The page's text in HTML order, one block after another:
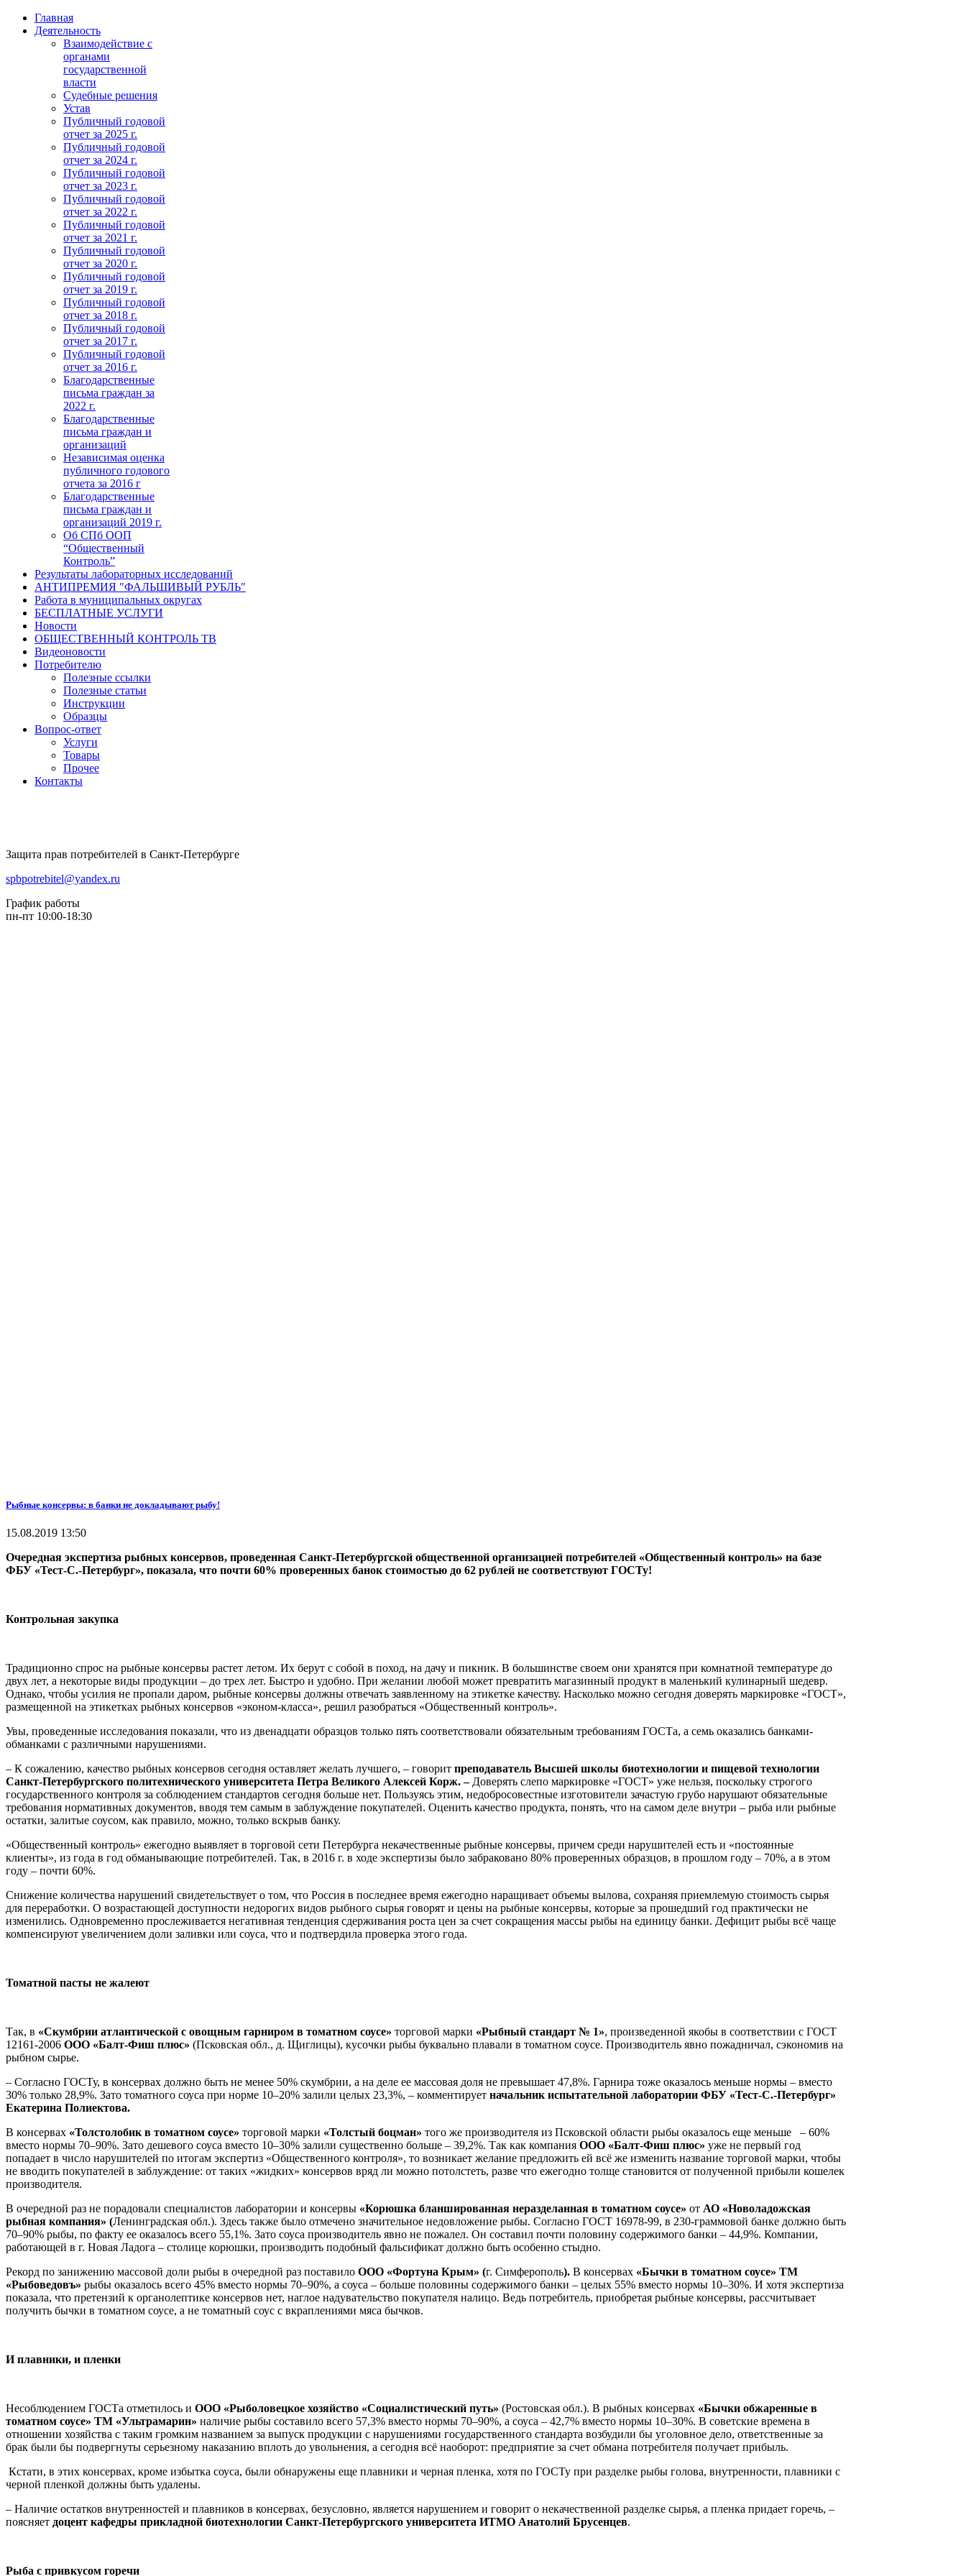
Главная
Деятельность
Взаимодействие с
органами
государственной
власти
Судебные решения
Устав
Публичный годовой
отчет за 2025 г.
Публичный годовой
отчет за 2024 г.
Публичный годовой
отчет за 2023 г.
Публичный годовой
отчет за 2022 г.
Публичный годовой
отчет за 2021 г.
Публичный годовой
отчет за 2020 г.
Публичный годовой
отчет за 2019 г.
Публичный годовой
отчет за 2018 г.
Публичный годовой
отчет за 2017 г.
Публичный годовой
отчет за 2016 г.
Благодарственные
письма граждан за
2022 г.
Благодарственные
письма граждан и
организаций
Независимая оценка
публичного годового
отчета за 2016 г
Благодарственные
письма граждан и
организаций 2019 г.
Об СПб ООП
“Общественный
Контроль”
Результаты лабораторных исследований
АНТИПРЕМИЯ "ФАЛЬШИВЫЙ РУБЛЬ"
Работа в муниципальных округах
БЕСПЛАТНЫЕ УСЛУГИ
Новости
ОБЩЕСТВЕННЫЙ КОНТРОЛЬ ТВ
Видеоновости
Потребителю
Полезные ссылки
Полезные статьи
Инструкции
Образцы
Вопрос-ответ
Услуги
Товары
Прочее
Контакты
Защита прав потребителей в Санкт-Петербурге
spbpotrebitel@yandex.ru
График работы
пн-пт 10:00-18:30
Рыбные консервы: в банки не докладывают рыбу!
15.08.2019 13:50
Очередная экспертиза рыбных консервов, проведенная Санкт-Петербургской общественной организацией потребителей «Общественный контроль» на базе
ФБУ «Тест-С.-Петербург», показала, что почти 60% проверенных банок стоимостью до 62 рублей не соответствуют ГОСТу!
Контрольная закупка
Традиционно спрос на рыбные консервы растет летом. Их берут с собой в поход, на дачу и пикник. В большинстве своем они хранятся при комнатной температуре до
двух лет, а некоторые виды продукции – до трех лет. Быстро и удобно. При желании любой может превратить магазинный продукт в маленький кулинарный шедевр.
Однако, чтобы усилия не пропали даром, рыбные консервы должны отвечать заявленному на этикетке качеству. Насколько можно сегодня доверять маркировке «ГОСТ»,
размещенной на этикетках рыбных консервов «эконом-класса», решил разобраться «Общественный контроль».
Увы, проведенные исследования показали, что из двенадцати образцов только пять соответствовали обязательным требованиям ГОСТа, а семь оказались банками-
обманками с различными нарушениями.
– К сожалению, качество рыбных консервов сегодня оставляет желать лучшего, – говорит преподаватель Высшей школы биотехнологии и пищевой технологии
Санкт-Петербургского политехнического университета Петра Великого Алексей Корж. – Доверять слепо маркировке «ГОСТ» уже нельзя, поскольку строгого
государственного контроля за соблюдением стандартов сегодня больше нет. Пользуясь этим, недобросовестные изготовители зачастую грубо нарушают обязательные
требования нормативных документов, вводя тем самым в заблуждение покупателей. Оценить качество продукта, понять, что на самом деле внутри – рыба или рыбные
остатки, залитые соусом, как правило, можно, только вскрыв банку.
«Общественный контроль» ежегодно выявляет в торговой сети Петербурга некачественные рыбные консервы, причем среди нарушителей есть и «постоянные
клиенты», из года в год обманывающие потребителей. Так, в 2016 г. в ходе экспертизы было забраковано 80% проверенных образцов, в прошлом году – 70%, а в этом
году – почти 60%.
Снижение количества нарушений свидетельствует о том, что Россия в последнее время ежегодно наращивает объемы вылова, сохраняя приемлемую стоимость сырья
для переработки. О возрастающей доступности недорогих видов рыбного сырья говорят и цены на рыбные консервы, которые за прошедший год практически не
изменились. Одновременно прослеживается негативная тенденция сдерживания роста цен за счет сокращения массы рыбы на единицу банки. Дефицит рыбы всё чаще
компенсируют увеличением доли заливки или соуса, что и подтвердила проверка этого года.
Томатной пасты не жалеют
Так, в «Скумбрии атлантической с овощным гарниром в томатном соусе» торговой марки «Рыбный стандарт № 1», произведенной якобы в соответствии с ГОСТ
12161-2006 ООО «Балт-Фиш плюс» (Псковская обл., д. Щиглицы), кусочки рыбы буквально плавали в томатном соусе. Производитель явно пожадничал, сэкономив на
рыбном сырье.
– Согласно ГОСТу, в консервах должно быть не менее 50% скумбрии, а на деле ее массовая доля не превышает 47,8%. Гарнира тоже оказалось меньше нормы – вместо
30% только 28,9%. Зато томатного соуса при норме 10–20% залили целых 23,3%, – комментирует начальник испытательной лаборатории ФБУ «Тест-С.-Петербург»
Екатерина Полиектова.
В консервах «Толстолобик в томатном соусе» торговой марки «Толстый боцман» того же производителя из Псковской области рыбы оказалось еще меньше – 60%
вместо нормы 70–90%. Зато дешевого соуса вместо 10–30% залили существенно больше – 39,2%. Так как компания ООО «Балт-Фиш плюс» уже не первый год
попадает в число нарушителей по итогам экспертиз «Общественного контроля», то возникает желание предложить ей всё же изменить название торговой марки, чтобы
не вводить покупателей в заблуждение: от таких «жидких» консервов вряд ли можно потолстеть, разве что ежегодно толще становится от полученной прибыли кошелек
производителя.
В очередной раз не порадовали специалистов лаборатории и консервы «Корюшка бланшированная неразделанная в томатном соусе» от АО «Новоладожская
рыбная компания» (Ленинградская обл.). Здесь также было отмечено значительное недовложение рыбы. Согласно ГОСТ 16978-99, в 230-граммовой банке должно быть
70–90% рыбы, по факту ее оказалось всего 55,1%. Зато соуса производитель явно не пожалел. Он составил почти половину содержимого банки – 44,9%. Компании,
работающей в г. Новая Ладога – столице корюшки, производить подобный фальсификат должно быть особенно стыдно.
Рекорд по занижению массовой доли рыбы в очередной раз поставило ООО «Фортуна Крым» (г. Симферополь). В консервах «Бычки в томатном соусе» ТМ
«Рыбоведовъ» рыбы оказалось всего 45% вместо нормы 70–90%, а соуса – больше половины содержимого банки – целых 55% вместо нормы 10–30%. И хотя экспертиза
показала, что претензий к органолептике консервов нет, наглое надувательство покупателя налицо. Ведь потребитель, приобретая рыбные консервы, рассчитывает
получить бычки в томатном соусе, а не томатный соус с вкраплениями мяса бычков.
И плавники, и пленки
Несоблюдением ГОСТа отметилось и ООО «Рыболовецкое хозяйство «Социалистический путь» (Ростовская обл.). В рыбных консервах «Бычки обжаренные в
томатном соусе» ТМ «Ультрамарин» наличие рыбы составило всего 57,3% вместо нормы 70–90%, а соуса – 42,7% вместо нормы 10–30%. В советские времена в
отношении хозяйства с таким громким названием за выпуск продукции с нарушениями государственного стандарта возбудили бы уголовное дело, ответственные за
брак были бы подвергнуты серьезному наказанию вплоть до увольнения, а сегодня всё наоборот: предприятие за счет обмана потребителя получает прибыль.
Кстати, в этих консервах, кроме избытка соуса, были обнаружены еще плавники и черная пленка, хотя по ГОСТу при разделке рыбы голова, внутренности, плавники с
черной пленкой должны быть удалены.
– Наличие остатков внутренностей и плавников в консервах, безусловно, является нарушением и говорит о некачественной разделке сырья, а пленка придает горечь, –
поясняет доцент кафедры прикладной биотехнологии Санкт-Петербургского университета ИТМО Анатолий Брусенцев.
Рыба с привкусом горечи